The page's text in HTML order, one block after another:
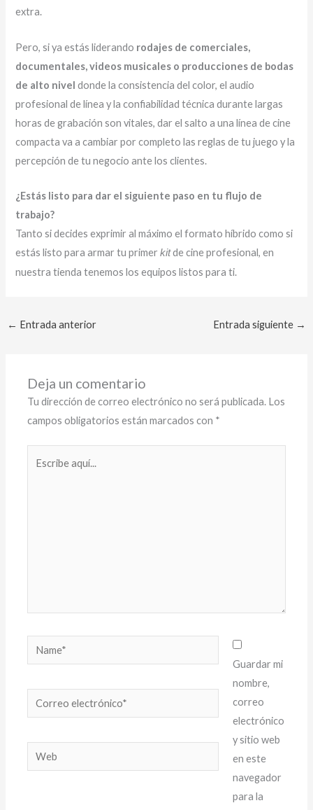
extra.
Pero, si ya estás liderando rodajes de comerciales,
documentales, videos musicales o producciones de bodas
de alto nivel donde la consistencia del color, el audio
profesional de línea y la confiabilidad técnica durante largas
horas de grabación son vitales, dar el salto a una línea de cine
compacta va a cambiar por completo las reglas de tu juego y la
percepción de tu negocio ante los clientes.
¿Estás listo para dar el siguiente paso en tu flujo de
trabajo?
Tanto si decides exprimir al máximo el formato híbrido como si
estás listo para armar tu primerkitde cine profesional, en
nuestra tienda tenemos los equipos listos para ti.
← Entrada anterior Entrada siguiente →
Deja un comentario
Tu dirección de correo electrónico no será publicada. Los
campos obligatorios están marcados con *
Name*
Correo
electrónico*
Web
Guardar mi
nombre,
correo
electrónico
y sitio web
en este
navegador
para la